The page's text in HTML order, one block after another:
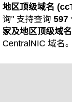
地区顶级域名
询" 支持查询 597
家及地区顶级域
CentralNIC 域名。